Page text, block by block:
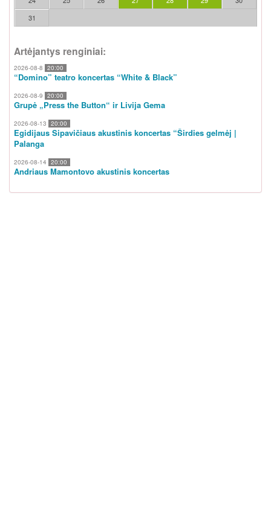
31
Artėjantys renginiai:
2026-08-8 20:00
“Domino” teatro koncertas “White & Black”
2026-08-9 20:00
Grupė „Press the Button“ ir Livija Gema
2026-08-13 20:00
Egidijaus Sipavičiaus akustinis koncertas “Širdies gelmėj |
Palanga
2026-08-14 20:00
Andriaus Mamontovo akustinis koncertas